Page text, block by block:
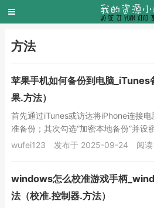
方法
苹果手机如何备份到电脑_iTunes
果.方法）
首先通过iTunes或访达将iPhone连接电
准备份；其次勾选“加密本地备份”并设
查看备份时间戳及存储路径中的...
wufei123 发布于 2025-09-24 阅读
windows怎么校准游戏手柄
法（校准.控制器.方法）